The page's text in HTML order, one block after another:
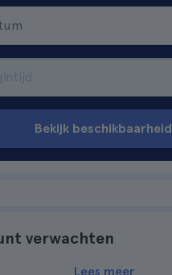
Bekijk beschikbaarheid
verwachten
Lees meer